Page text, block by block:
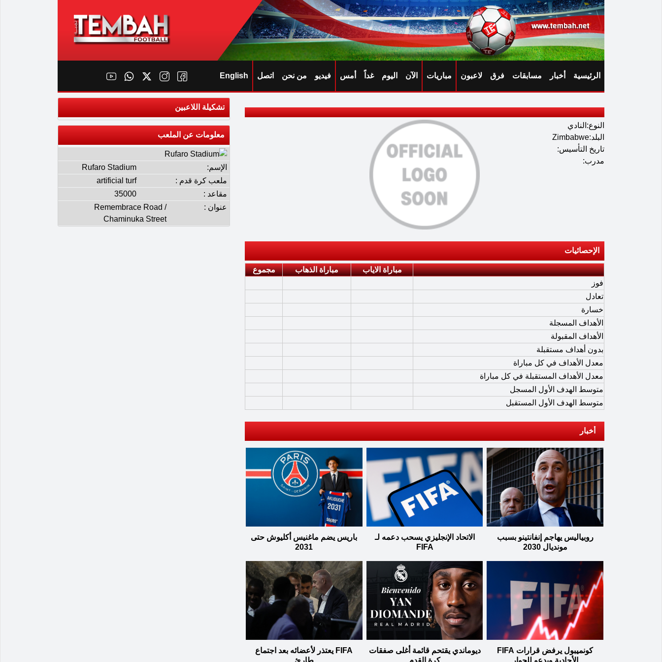
الرئيسية أخبار مسابقات فرق لاعبون مباريات الآن اليوم غداً أمس فيديو من نحن اتصل English
النوع:النادي
البلد:Zimbabwe
تاريخ التأسيس:
مدرب:
الإحصائيات
مباراة الاياب مباراة الذهاب
مجموع
فوز
تعادل
خسارة
الأهداف المسجلة
الأهداف المقبولة
بدون أهداف مستقبلة
معدل الأهداف في كل مباراة
معدل الأهداف المستقبلة في كل مباراة
متوسط الهدف الأول المسجل
متوسط الهدف الأول المستقبل
أخبار
روبياليس يهاجم إنفانتينو بسبب
مونديال 2030
الاتحاد الإنجليزي يسحب دعمه لـ
FIFA
باريس يضم ماغنيس أكليوش حتى
2031
كونميبول يرفض قرارات FIFA
ديوماندي يقتحم قائمة أغلى صفقات
FIFA يعتذر لأعضائه بعد اجتماع
تشكيلة اللاعبين
معلومات عن الملعب
الإسم:
Rufaro Stadium
ملعب كرة قدم :
artificial turf
مقاعد :
35000
عنوان :
Remembrace Road /
Chaminuka Street